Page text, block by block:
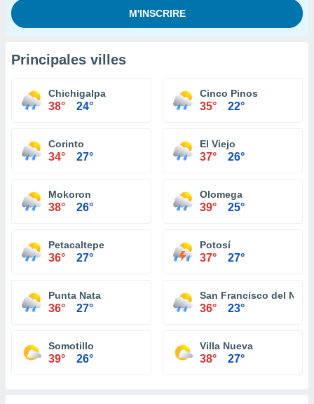
Principales villes
Chichigalpa
38° 24°
Cinco Pinos
35° 22°
Corinto
34° 27°
El Viejo
37° 26°
Mokoron
38° 26°
Olomega
39° 25°
Petacaltepe
36° 27°
Potosí
37° 27°
Punta Nata
36° 27°
San Francisco del Norte
36° 23°
Somotillo
39° 26°
Villa Nueva
38° 27°